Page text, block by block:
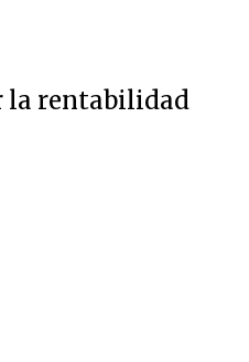
la rentabilidad